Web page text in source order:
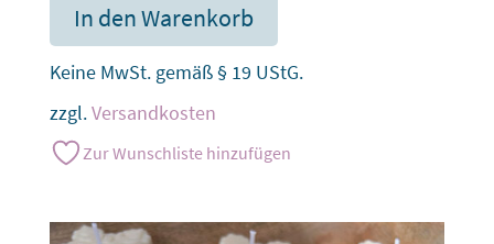
In den Warenkorb
Keine MwSt. gemäß § 19 UStG.
zzgl.Versandkosten
Zur Wunschliste hinzufügen